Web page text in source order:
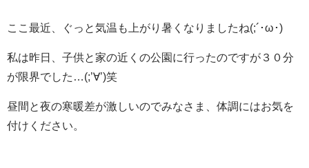
ここ最近、ぐっと気温も上がり暑くなりましたね(;´･ω･)
私は昨日、子供と家の近くの公園に行ったのですが３０分
が限界でした…(;’∀’)笑
昼間と夜の寒暖差が激しいのでみなさま、体調にはお気を
付けください。